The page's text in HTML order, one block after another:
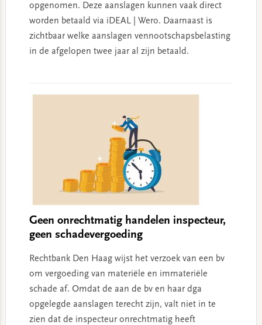
opgenomen. Deze aanslagen kunnen vaak direct
worden betaald via iDEAL | Wero. Daarnaast is
zichtbaar welke aanslagen vennootschapsbelasting
in de afgelopen twee jaar al zijn betaald.
Geen onrechtmatig handelen inspecteur,
geen schadevergoeding
Rechtbank Den Haag wijst het verzoek van een bv
om vergoeding van materiële en immateriële
schade af. Omdat de aan de bv en haar dga
opgelegde aanslagen terecht zijn, valt niet in te
zien dat de inspecteur onrechtmatig heeft